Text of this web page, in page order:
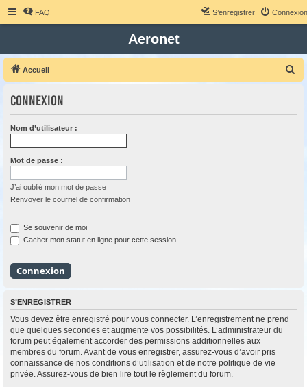
FAQ Connexion
S’enregistrer
Aeronet
Accueil
Connexion
Nom d’utilisateur :
Mot de passe :
J’ai oublié mon mot de passe
Renvoyer le courriel de confirmation
Se souvenir de moi
Cacher mon statut en ligne pour cette session
S’ENREGISTRER
Vous devez être enregistré pour vous connecter. L’enregistrement ne prend
que quelques secondes et augmente vos possibilités. L’administrateur du
forum peut également accorder des permissions additionnelles aux
membres du forum. Avant de vous enregistrer, assurez-vous d’avoir pris
connaissance de nos conditions d’utilisation et de notre politique de vie
privée. Assurez-vous de bien lire tout le règlement du forum.